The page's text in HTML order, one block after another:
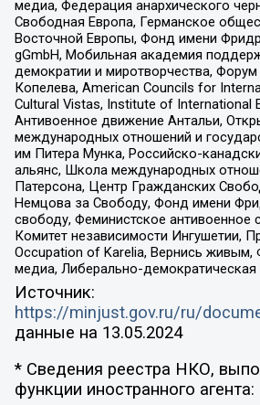
медиа, Федерация анархического
Свободная Европа, Германское
Восточной Европы, Фонд имени
gGmbH, Мобильная академия
демократии и миротворчества,
Копелева, American Councils for
Cultural Vistas, Institute of International
Антивоенное движение Антальи,
международных отношений и
им Питера Мунка, Российско-
альянс, Школа международных
Патерсона, Центр Гражданских
Немцова за Свободу, Фонд имени
свободу, Феминистское антивоенное
Комитет независимости Ингушетии,
Occupation of Karelia, Вернись
медиа, Либерально-демократическая
Источник:
https://minjust.gov.ru/ru/
данные на 13.05.2024
* Сведения реестра НКО,
функции иностранного агента: